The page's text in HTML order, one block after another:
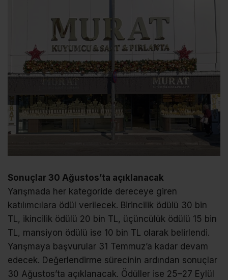
Sonuçlar 30 Ağustos’ta açıklanacak
Yarışmada her kategoride dereceye giren
katılımcılara ödül verilecek. Birincilik ödülü 30 bin
TL, ikincilik ödülü 20 bin TL, üçüncülük ödülü 15 bin
TL, mansiyon ödülü ise 10 bin TL olarak belirlendi.
Yarışmaya başvurular 31 Temmuz’a kadar devam
edecek. Değerlendirme sürecinin ardından sonuçlar
30 Ağustos’ta açıklanacak. Ödüller ise 25–27 Eylül